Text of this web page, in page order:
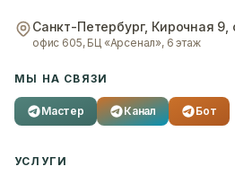
Санкт-Петербург, Кирочная 9,
офис 605, БЦ «Арсенал», 6 этаж
МЫ НА СВЯЗИ
Мастер Канал Бот
УСЛУГИ